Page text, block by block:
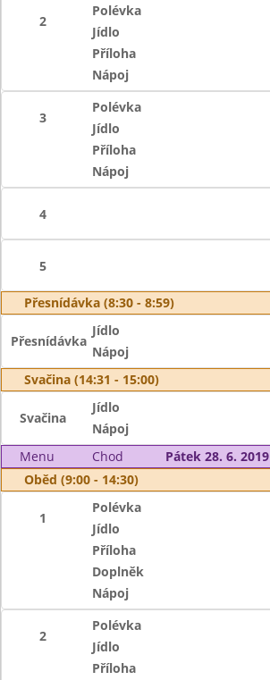
2
Polévka
Jídlo
Příloha
Nápoj
3
Polévka
Jídlo
Příloha
Nápoj
4
5
Přesnídávka (8:30 - 8:59)
Přesnídávka
Jídlo
Nápoj
Svačina (14:31 - 15:00)
Svačina
Jídlo
Nápoj
Menu
Chod
Pátek 28. 6. 2019
Oběd (9:00 - 14:30)
1
Polévka
Jídlo
Příloha
Doplněk
Nápoj
2
Polévka
Jídlo
Příloha